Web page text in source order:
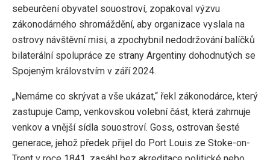
sebeurčení obyvatel souostroví, zopakoval výzvu
zákonodárného shromáždění, aby organizace vyslala na
ostrovy návštěvní misi, a zpochybnil nedodržování balíčků
bilaterální spolupráce ze strany Argentiny dohodnutých se
Spojeným královstvím v září 2024.
„Nemáme co skrývat a vše ukázat,“ řekl zákonodárce, který
zastupuje Camp, venkovskou volební část, která zahrnuje
venkov a vnější sídla souostroví. Goss, ostrovan šesté
generace, jehož předek přijel do Port Louis ze Stoke-on-